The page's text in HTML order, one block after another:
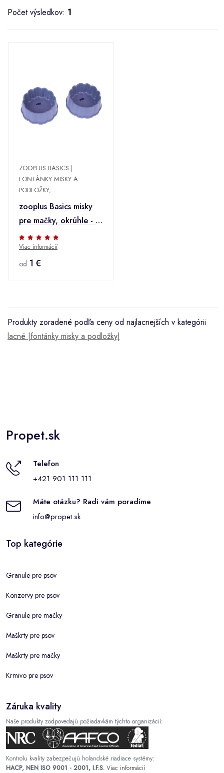
Počet výsledkov: 1
ZOOPLUS BASICS |
FONTÁNKY MISKY A
PODLOŽKY,
zooplus Basics misky
pre mačky, okrúhle - 2
x 300 ml
Viac informácií
od 1 €
Produkty zoradené podľa ceny od najlacnejších v kategórii
lacné |fontánky misky a podložky|
Propet.sk
Telefon
+421 901 111 111
Máte otázku? Radi vám poradíme
info@propet.sk
Top kategórie
Granule pre psov
Konzervy pre psov
Granule pre mačky
Maškrty pre psov
Maškrty pre mačky
Krmivo pre psov
Záruka kvality
Naše produkty zodpovedajú požiadavkám týchto organizácií:
Kontrolu kvality zabezpečujú holandské riadiace systémy:
HACP, NEN ISO 9001 - 2001, I.F.S. Viac informácií